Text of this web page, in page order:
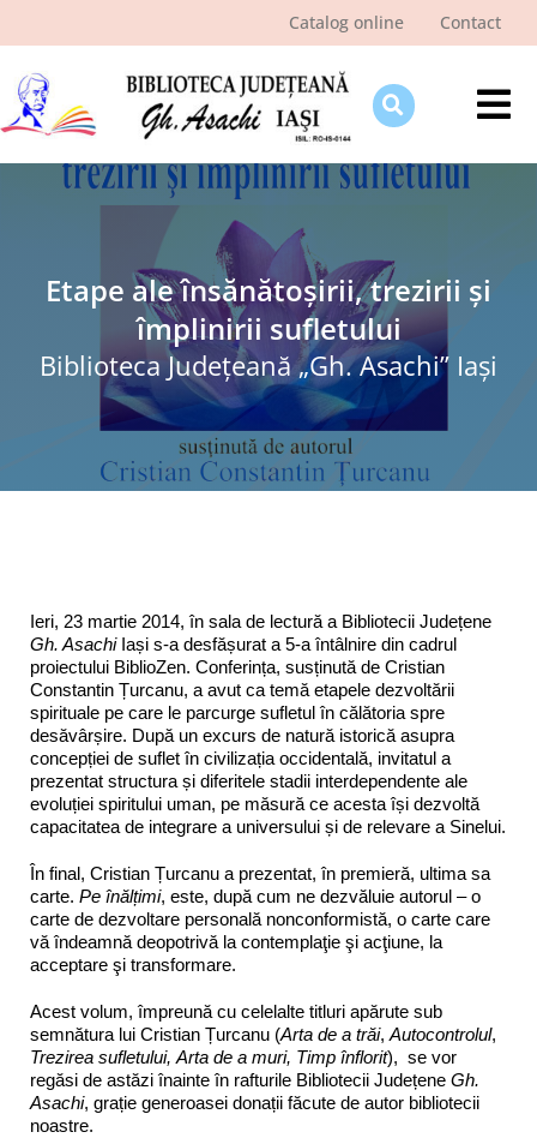
Catalog online Contact
Despre bibliotecă
Pagina cititorului
Ştiri şi evenimente
Programe şi proiecte
Interes public
Etape ale însănătoșirii, trezirii și
împlinirii sufletului
Biblioteca Judeţeană „Gh. Asachi” Iaşi
Ieri, 23 martie 2014, în sala de lectură a Bibliotecii Județene
Gh. AsachiIași s-a desfășurat a 5-a întâlnire din cadrul
proiectului BiblioZen. Conferința, susținută de Cristian
Constantin Țurcanu, a avut ca temă etapele dezvoltării
spirituale pe care le parcurge sufletul în călătoria spre
desăvârșire. După un excurs de natură istorică asupra
concepției de suflet în civilizația occidentală, invitatul a
prezentat structura și diferitele stadii interdependente ale
evoluției spiritului uman, pe măsură ce acesta își dezvoltă
capacitatea de integrare a universului și de relevare a Sinelui.
În final, Cristian Țurcanu a prezentat, în premieră, ultima sa
carte. Pe înălțimi, este, după cum ne dezvăluie autorul – o
carte de dezvoltare personală nonconformistă, o carte care
vă îndeamnă deopotrivă la contemplaţie şi acţiune, la
acceptare şi transformare.
Acest volum, împreună cu celelalte titluri apărute sub
semnătura lui Cristian Țurcanu (Arta de a trăi, Autocontrolul,
Trezirea sufletului, Arta de a muri, Timp înflorit), se vor
regăsi de astăzi înainte în rafturile Bibliotecii Județene Gh.
Asachi, grație generoasei donații făcute de autor bibliotecii
noastre.